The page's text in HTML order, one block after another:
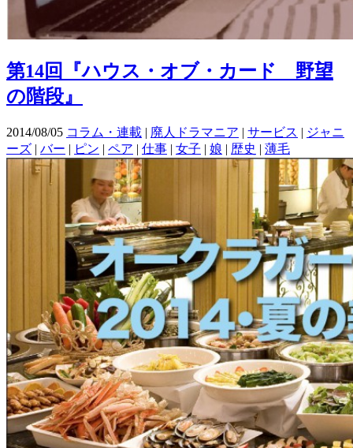
第14回『ハウス・オブ・カード 野望
の階段』
2014/08/05 コラム・連載 | 廃人ドラマニア | サービス | ジャニ
ーズ | バー | ピン | ペア | 仕事 | 女子 | 娘 | 歴史 | 薄毛